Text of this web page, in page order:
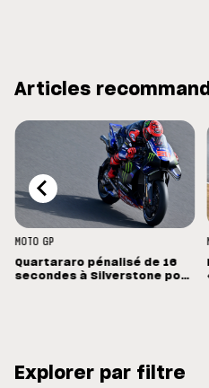
Articles
MOTO GP
Quartararo pénalisé de 16
secondes à Silverstone pour
Explorer par filtre